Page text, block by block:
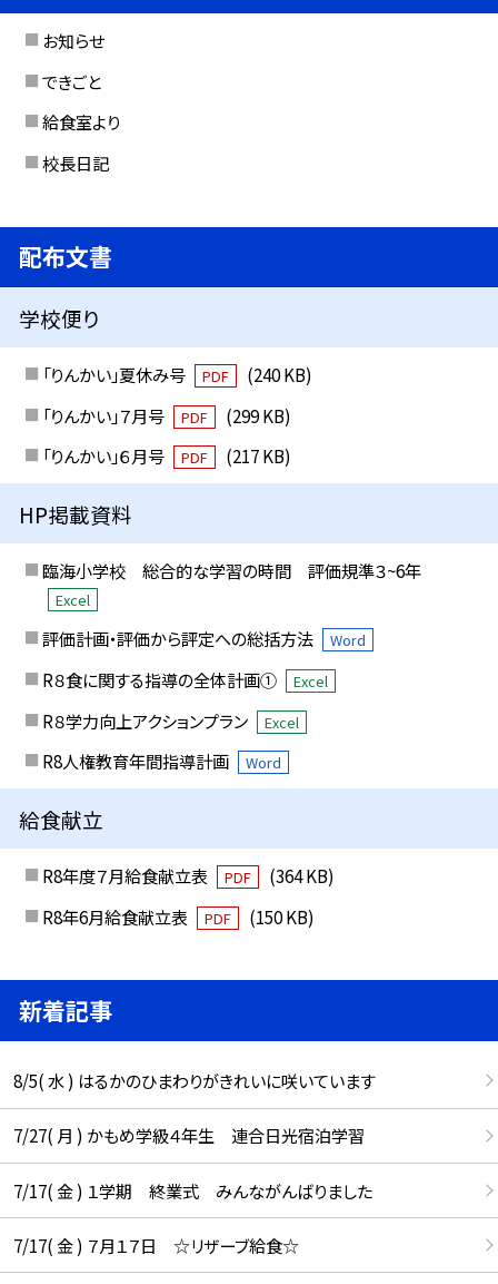
お知らせ
できごと
給食室より
校長日記
配布文書
学校便り
「りんかい」夏休み号 PDF
(240 KB)
「りんかい」７月号
PDF
(299 KB)
「りんかい」６月号
PDF (217 KB)
HP掲載資料
臨海小学校 総合的な学習の時間 評価規準３~6年
Excel
評価計画・評価から評定への総括方法 Word
R８食に関する指導の全体計画① Excel
R８学力向上アクションプラン Excel
R8人権教育年間指導計画 Word
給食献立
R8年度７月給食献立表 PDF
(364 KB)
R8年6月給食献立表
PDF (150 KB)
新着記事
8/5( 水 ) はるかのひまわりがきれいに咲いています
7/27( 月 ) かもめ学級４年生 連合日光宿泊学習
7/17( 金 ) １学期 終業式 みんながんばりました
7/17( 金 ) ７月１７日 ☆リザーブ給食☆